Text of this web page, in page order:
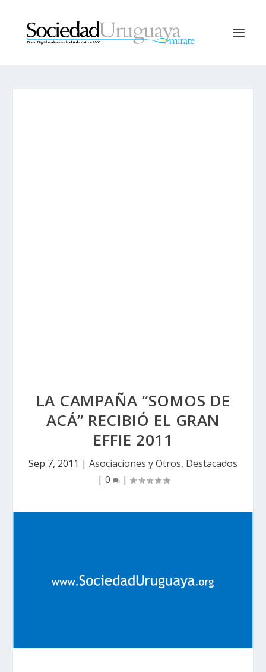
LA CAMPAÑA “SOMOS DE
ACÁ” RECIBIÓ EL GRAN
EFFIE 2011
Sep 7, 2011 | Asociaciones y Otros, Destacados
| 0 |